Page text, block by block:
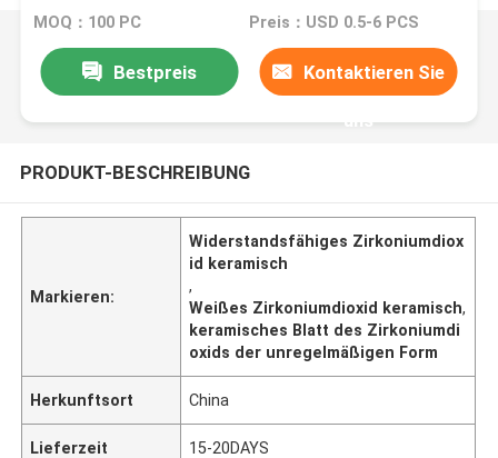
Zirkoniumdioxid-keramisches Blatt
MOQ：100 PC Preis：USD 0.5-6 PCS
Bestpreis Kontaktieren Sie
uns
PRODUKT-BESCHREIBUNG
Markieren:
Widerstandsfähiges Zirkoniumdiox
id keramisch
,
Weißes Zirkoniumdioxid keramisch,
keramisches Blatt des Zirkoniumdi
oxids der unregelmäßigen Form
Herkunftsort China
Lieferzeit 15-20DAYS